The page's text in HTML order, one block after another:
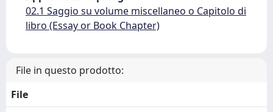
02.1 Saggio su volume miscellaneo o Capitolo di
libro (Essay or Book Chapter)
File in questo prodotto:
File